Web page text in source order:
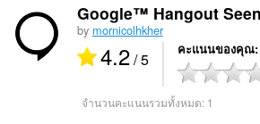
Google™ Hangout
by mornicolhkher
4.2/ 5 คะแนนของคุณ
จำนวนคะแนนรวมทั้งหมด: 1